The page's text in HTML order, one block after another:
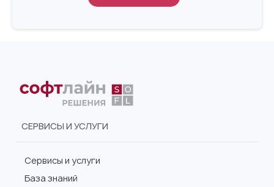
СЕРВИСЫ И УСЛУГИ
Сервисы и услуги
База знаний